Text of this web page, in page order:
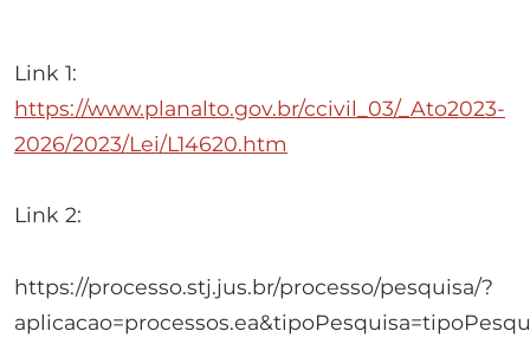
Link 1:
https://www.planalto.gov.br/ccivil_03/_Ato2023-
2026/2023/Lei/L14620.htm
Link 2:
https://processo.stj.jus.br/processo/pesquisa/?